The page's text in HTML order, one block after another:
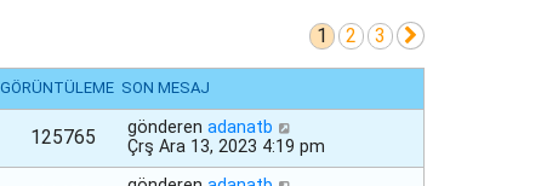
1 2 3
GÖRÜNTÜLEME SON MESAJ
125765 gönderen adanatb
Çrş Ara 13, 2023 4:19 pm